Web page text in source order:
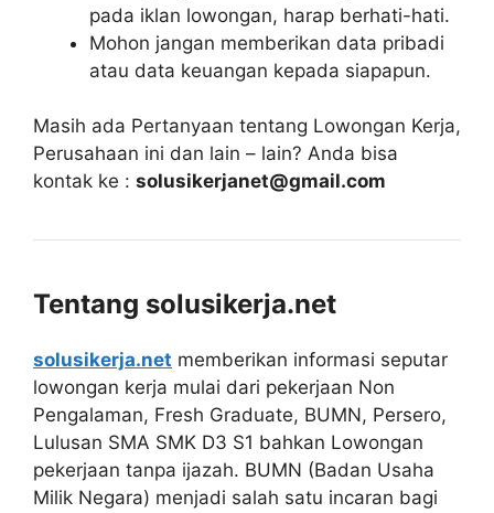
pada iklan lowongan, harap berhati-hati.
Mohon jangan memberikan data pribadi
atau data keuangan kepada siapapun.
Masih ada Pertanyaan tentang Lowongan Kerja,
Perusahaan ini dan lain – lain? Anda bisa
kontak ke : solusikerjanet@gmail.com
Tentang solusikerja.net
solusikerja.net memberikan informasi seputar
lowongan kerja mulai dari pekerjaan Non
Pengalaman, Fresh Graduate, BUMN, Persero,
Lulusan SMA SMK D3 S1 bahkan Lowongan
pekerjaan tanpa ijazah. BUMN (Badan Usaha
Milik Negara) menjadi salah satu incaran bagi